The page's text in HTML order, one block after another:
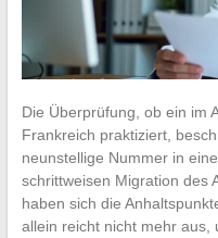
Die Überprüfung, ob ein im
Frankreich praktiziert,
neunstellige Nummer in
schrittweisen Migration des
haben sich die
allein reicht nicht mehr aus,